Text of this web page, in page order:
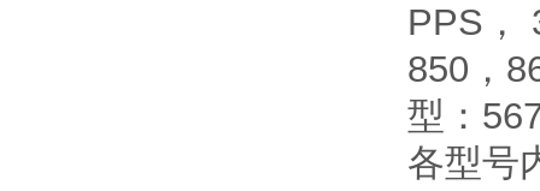
PPS，
850，
型：
各型号